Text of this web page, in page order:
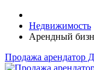
Недвижимость
Арендный
Продажа арендатор